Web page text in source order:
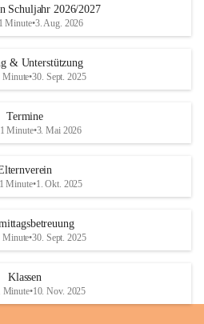
oder Schwämmen Treffsicherheit
genossen die willkommene
Mit vielen lachenden
Schuljahr 2026/2027
Minute•3. Aug. 2026
& Unterstützung
Minute•30. Sept. 2025
Termine
Minute•3. Mai 2026
Minute•1. Okt. 2025
Minute•30. Sept. 2025
Klassen
Minute•10. Nov. 2025